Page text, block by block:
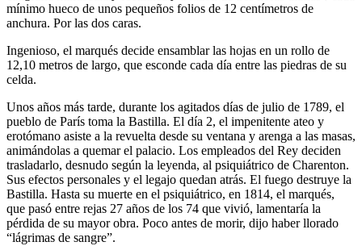
mínimo hueco de unos pequeños folios de 12 centímetros de
anchura. Por las dos caras.
Ingenioso, el marqués decide ensamblar las hojas en un rollo de
12,10 metros de largo, que esconde cada día entre las piedras de su
celda.
Unos años más tarde, durante los agitados días de julio de 1789, el
pueblo de París toma la Bastilla. El día 2, el impenitente ateo y
erotómano asiste a la revuelta desde su ventana y arenga a las masas,
animándolas a quemar el palacio. Los empleados del Rey deciden
trasladarlo, desnudo según la leyenda, al psiquiátrico de Charenton.
Sus efectos personales y el legajo quedan atrás. El fuego destruye la
Bastilla. Hasta su muerte en el psiquiátrico, en 1814, el marqués,
que pasó entre rejas 27 años de los 74 que vivió, lamentaría la
pérdida de su mayor obra. Poco antes de morir, dijo haber llorado
“lágrimas de sangre”.